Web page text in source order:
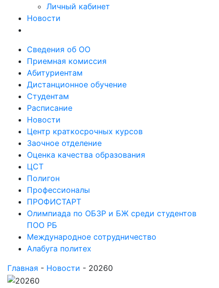
Личный кабинет
Новости
Сведения об ОО
Приемная комиссия
Абитуриентам
Дистанционное обучение
Студентам
Расписание
Новости
Центр краткосрочных курсов
Заочное отделение
Оценка качества образования
ЦСТ
Полигон
Профессионалы
ПРОФИСТАРТ
Олимпиада по ОБЗР и БЖ среди студентов
ПОО РБ
Международное сотрудничество
Алабуга политех
Главная - Новости - 20260